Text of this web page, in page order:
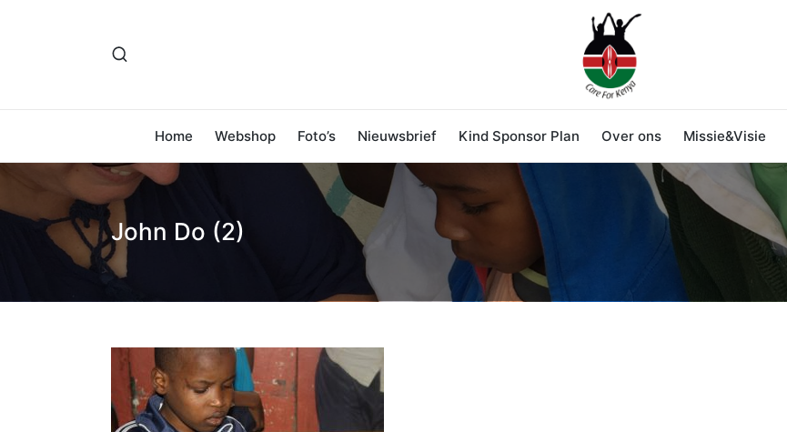
Home Webshop Foto’s Nieuwsbrief Kind Sponsor Plan Over ons Missie&Visie
John Do (2)